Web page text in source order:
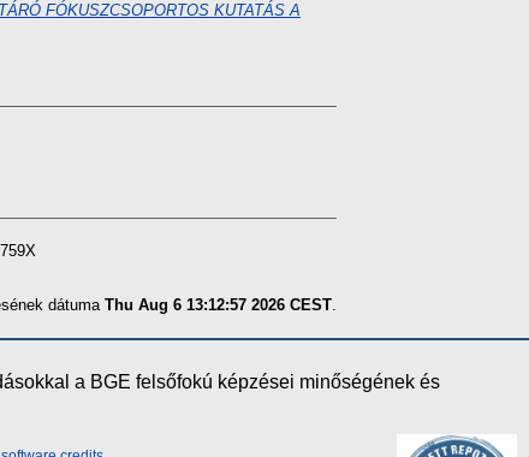
FÓKUSZCSOPORTOS KUTATÁS A
dátuma Thu Aug 6 13:12:57 2026 CEST
a BGE felsőfokú képzései minőségének és